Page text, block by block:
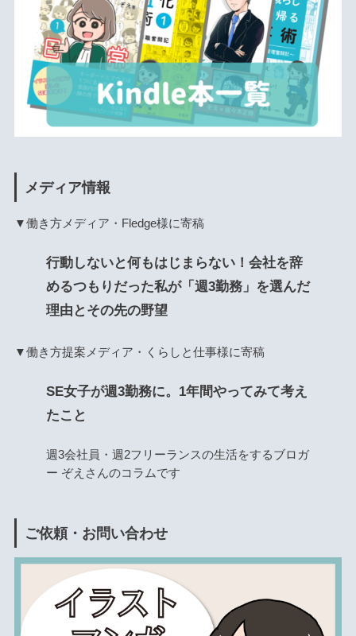
メディア情報
▼働き方メディア・Fledge様に寄稿
行動しないと何もはじまらない！会社を辞
めるつもりだった私が「週3勤務」を選んだ
理由とその先の野望
▼働き方提案メディア・くらしと仕事様に寄稿
SE女子が週3勤務に。1年間やってみて考え
たこと
週3会社員・週2フリーランスの生活をするブロガ
ー ぞえさんのコラムです
ご依頼・お問い合わせ